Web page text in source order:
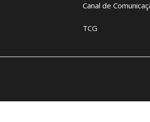
Canal de
TCG